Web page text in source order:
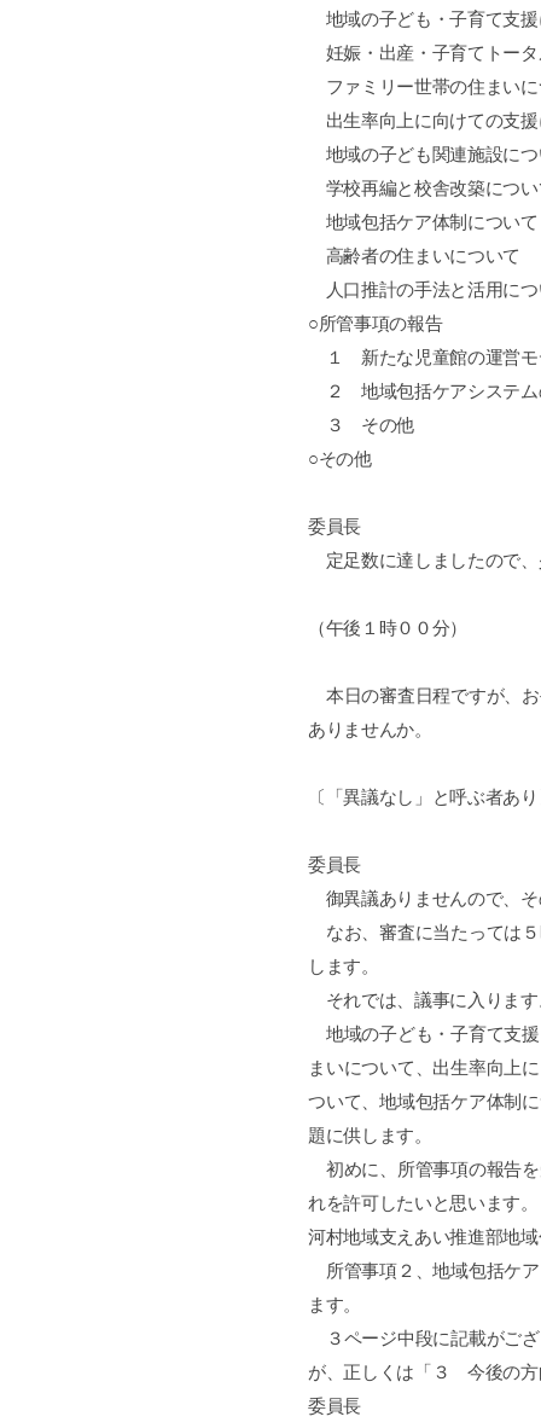
地域の子ども・子育て支援
妊娠・出産・子育てトー
ファミリー世帯の住まいに
出生率向上に向けての支援
地域の子ども関連施設につ
学校再編と校舎改築につい
地域包括ケア体制について
高齢者の住まいについて
人口推計の手法と活用につ
○所管事項の報告
１ 新たな児童館の運営モ
２ 地域包括ケアシステム
３ その他
○その他
委員長
定足数に達しましたので、
（午後１時００分）
本日の審査日程ですが、
ありませんか。
〔「異議なし」と呼ぶ者あ
委員長
御異議ありませんので、
なお、審査に当たっては
します。
それでは、議事に入ります
地域の子ども・子育て支
まいについて、出生率向上
ついて、地域包括ケア体制
題に供します。
初めに、所管事項の報告
れを許可したいと思います。
河村地域支えあい推進部地
所管事項２、地域包括ケ
ます。
３ページ中段に記載がご
が、正しくは「３ 今後の方
委員長